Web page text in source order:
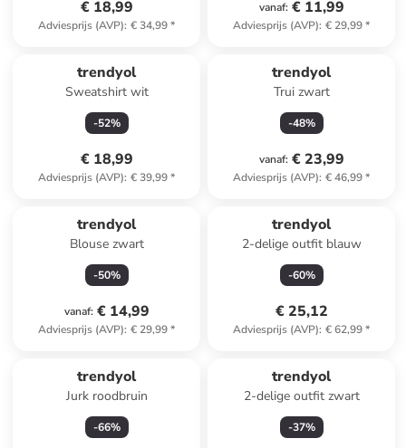
€ 18,99
Adviesprijs (AVP): € 34,99*
vanaf: € 11,99
Adviesprijs (AVP): € 29,99*
trendyol
Sweatshirt wit
-52%
€ 18,99
Adviesprijs (AVP): € 39,99*
trendyol
Trui zwart
-48%
vanaf: € 23,99
Adviesprijs (AVP): € 46,99*
trendyol
Blouse zwart
-50%
vanaf: € 14,99
Adviesprijs (AVP): € 29,99*
trendyol
2-delige outfit blauw
-60%
€ 25,12
Adviesprijs (AVP): € 62,99*
trendyol
Jurk roodbruin
-66%
trendyol
2-delige outfit zwart
-37%